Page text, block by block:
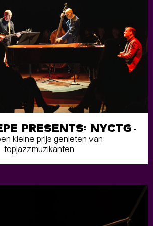
PRESENTS: NYCTG-
kleine prijs genieten van
topjazzmuzikanten